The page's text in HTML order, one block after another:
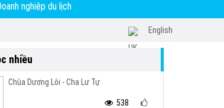
nghiệp du lịch
English
nhiều
Chùa Dương Lôi - Cha Lư Tự
538